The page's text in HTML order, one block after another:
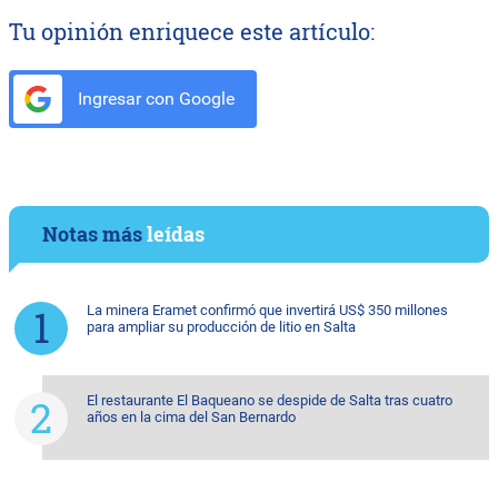
Tu opinión enriquece este artículo:
Ingresar con Google
Notas másleídas
La minera Eramet confirmó que invertirá US$ 350 millones
para ampliar su producción de litio en Salta
El restaurante El Baqueano se despide de Salta tras cuatro
años en la cima del San Bernardo